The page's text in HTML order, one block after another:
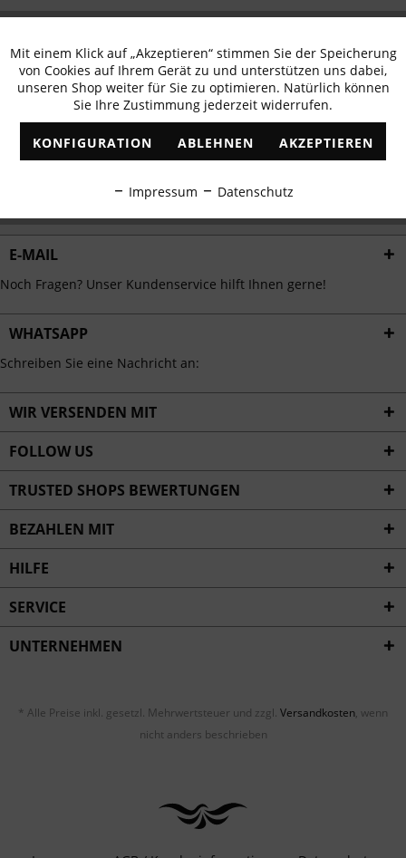
erhalten
✓ Exklusive Angebote ✓ Die aktuellsten Trends
E-MAIL
Noch Fragen? Unser Kundenservice hilft Ihnen gerne!
WHATSAPP
Schreiben Sie eine Nachricht an:
WIR VERSENDEN MIT
FOLLOW US
TRUSTED SHOPS BEWERTUNGEN
BEZAHLEN MIT
HILFE
SERVICE
UNTERNEHMEN
* Alle Preise inkl. gesetzl. Mehrwertsteuer und zzgl. Versandkosten, wenn
nicht anders beschrieben
Funktionale Aktiv
Marketing Inaktiv
Tracking Inaktiv
Personalisierung Inaktiv
Service
Mit einem Klick auf „Akzeptieren“ stimmen Sie der Speicherung
von Cookies auf Ihrem Gerät zu und unterstützen uns dabei,
unseren Shop weiter für Sie zu optimieren. Natürlich können
Sie Ihre Zustimmung jederzeit widerrufen.
KONFIGURATION ABLEHNEN AKZEPTIEREN
Impressum Datenschutz